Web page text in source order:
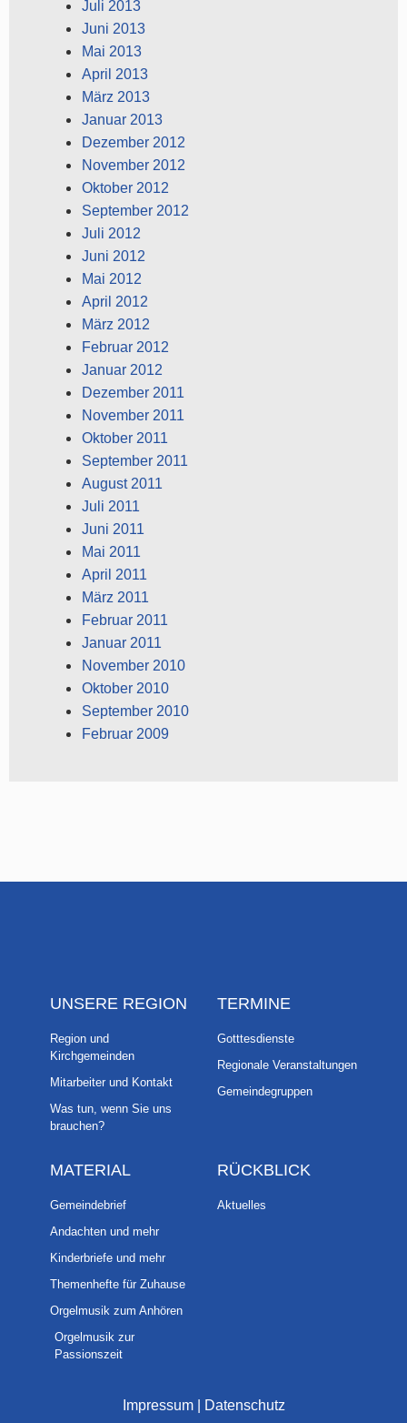
Juli 2013
Juni 2013
Mai 2013
April 2013
März 2013
Januar 2013
Dezember 2012
November 2012
Oktober 2012
September 2012
Juli 2012
Juni 2012
Mai 2012
April 2012
März 2012
Februar 2012
Januar 2012
Dezember 2011
November 2011
Oktober 2011
September 2011
August 2011
Juli 2011
Juni 2011
Mai 2011
April 2011
März 2011
Februar 2011
Januar 2011
November 2010
Oktober 2010
September 2010
Februar 2009
UNSERE REGION
Region und
Kirchgemeinden
Mitarbeiter und Kontakt
Was tun, wenn Sie uns
brauchen?
TERMINE
Gotttesdienste
Regionale Veranstaltungen
Gemeindegruppen
MATERIAL
Gemeindebrief
Andachten und mehr
Kinderbriefe und mehr
Themenhefte für Zuhause
Orgelmusik zum Anhören
Orgelmusik zur
Passionszeit
RÜCKBLICK
Aktuelles
Impressum| Datenschutz